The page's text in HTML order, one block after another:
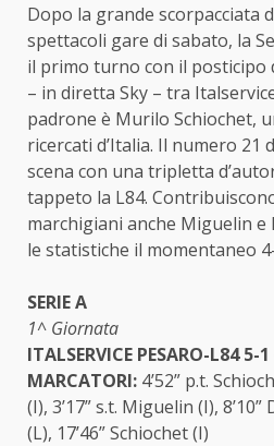
Dopo la grande scorpacciata
spettacoli gare di sabato, la
il primo turno con il posticipo
– in diretta Sky – tra
padrone è Murilo Schiochet,
ricercati d’Italia. Il numero 21
scena con una tripletta
tappeto la L84.
marchigiani anche Miguelin
le statistiche il momentaneo
SERIE A
1^ Giornata
ITALSERVICE PESARO-L84 5-1
MARCATORI: 4’52” p.t.
(I), 3’17” s.t. Miguelin (I), 8’10”
(L), 17’46” Schiochet (I)